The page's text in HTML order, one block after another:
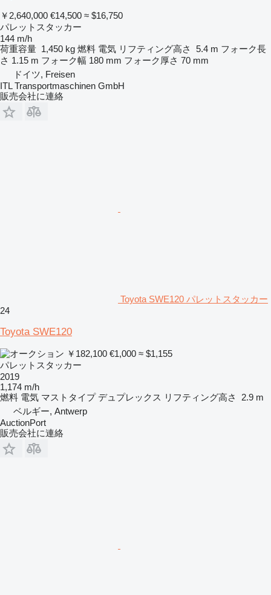
￥2,640,000 €14,500 ≈ $16,750
パレットスタッカー
144 m/h
荷重容量 1,450 kg 燃料 電気 リフティング高さ 5.4 m フォーク長
さ 1.15 m フォーク幅 180 mm フォーク厚さ 70 mm
ドイツ, Freisen
ITL Transportmaschinen GmbH
販売会社に連絡
Toyota SWE120 パレットスタッカー
24
Toyota SWE120
￥182,100 €1,000 ≈ $1,155
パレットスタッカー
2019
1,174 m/h
燃料 電気 マストタイプ デュプレックス リフティング高さ
2.9 m
ベルギー, Antwerp
AuctionPort
販売会社に連絡